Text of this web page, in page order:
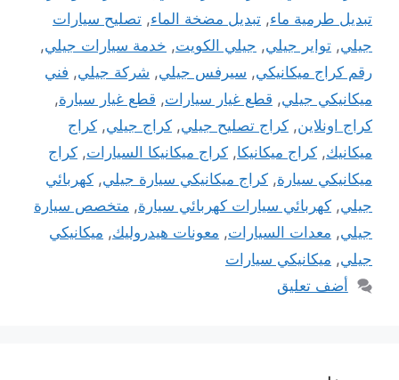
تبديل طرمية ماء, تبديل مضخة الماء, تصليح سيارات
جيلي, تواير جيلي, جيلي الكويت, خدمة سيارات جيلي,
رقم كراج ميكانيكي, سيرفس جيلي, شركة جيلي, فني
ميكانيكي جيلي, قطع غيار سيارات, قطع غيار سيارة,
كراج اونلاين, كراج تصليح جيلي, كراج جيلي, كراج
ميكانيك, كراج ميكانيكا, كراج ميكانيكا السيارات, كراج
ميكانيكي سيارة, كراج ميكانيكي سيارة جيلي, كهربائي
جيلي, كهربائي سيارات كهربائي سيارة, متخصص سيارة
جيلي, معدات السيارات, معونات هيدروليك, ميكانيكي
جيلي, ميكانيكي سيارات
أضف تعليق